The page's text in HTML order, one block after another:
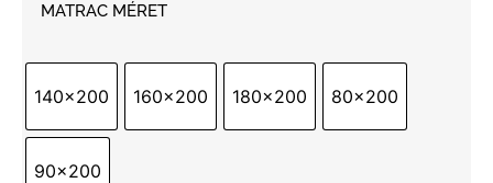
MATRAC MÉRET
140x200 160x200 180x200 80x200
90x200